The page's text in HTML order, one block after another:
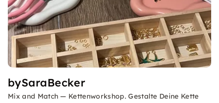
bySaraBecker
Mix and Match — Kettenworkshop. Gestalte Deine Kette